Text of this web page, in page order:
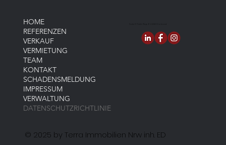
© 2025 by Terra Immobilien Nrw inh. ED
HOME
REFERENZEN
VERKAUF
VERMIETUNG
TEAM
KONTAKT
SCHADENSMELDUNG
IMPRESSUM
VERWALTUNG
DATENSCHUTZRICHTLINIE